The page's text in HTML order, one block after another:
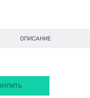
ОПИСАНИЕ
КУПИТЬ